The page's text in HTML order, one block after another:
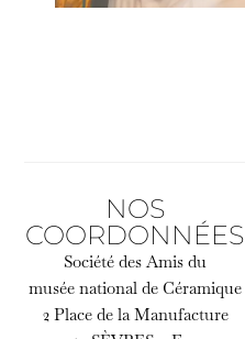
NOS
COORDONNÉES
Société des Amis du
musée national de Céramique
2 Place de la Manufacture